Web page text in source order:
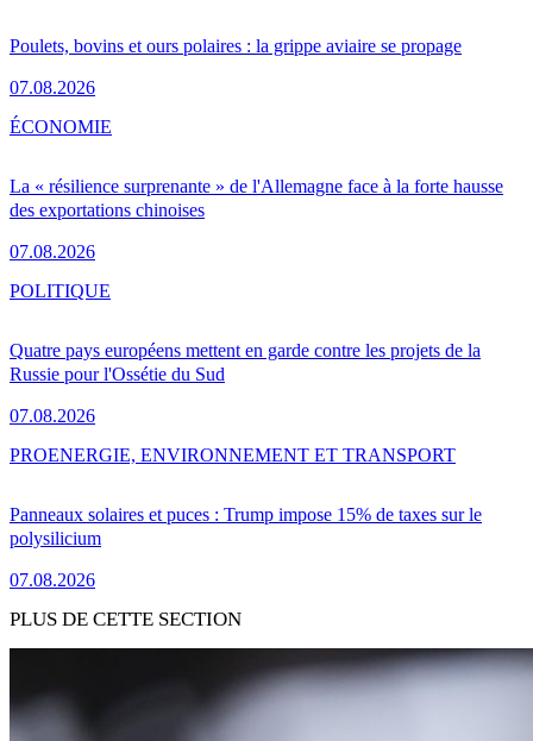
Poulets, bovins et ours polaires : la grippe aviaire se propage
07.08.2026
La « résilience surprenante » de l'Allemagne face à la forte hausse
des exportations chinoises
07.08.2026
ÉCONOMIE
Quatre pays européens mettent en garde contre les projets de la
Russie pour l'Ossétie du Sud
07.08.2026
POLITIQUE
Panneaux solaires et puces : Trump impose 15% de taxes sur le
polysilicium
07.08.2026
PROENERGIE, ENVIRONNEMENT ET TRANSPORT
PLUS DE CETTE SECTION